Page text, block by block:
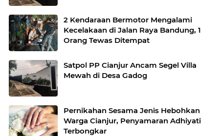
2 Kendaraan Bermotor Mengalami
Kecelakaan di Jalan Raya Bandung, 1
Orang Tewas Ditempat
Satpol PP Cianjur Ancam Segel Villa
Mewah di Desa Gadog
Pernikahan Sesama Jenis Hebohkan
Warga Cianjur, Penyamaran Adhiyati
Terbongkar